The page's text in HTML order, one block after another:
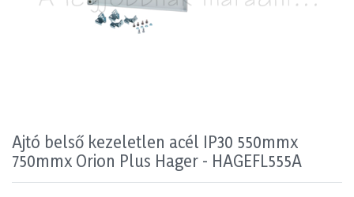
Ajtó belső kezeletlen acél IP30 550mmx
750mmx Orion Plus Hager - HAGEFL555A